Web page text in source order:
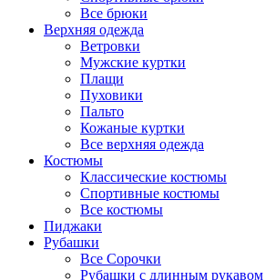
Все брюки
Верхняя одежда
Ветровки
Мужские куртки
Плащи
Пуховики
Пальто
Кожаные куртки
Все верхняя одежда
Костюмы
Классические костюмы
Спортивные костюмы
Все костюмы
Пиджаки
Рубашки
Все Сорочки
Рубашки с длинным рукавом